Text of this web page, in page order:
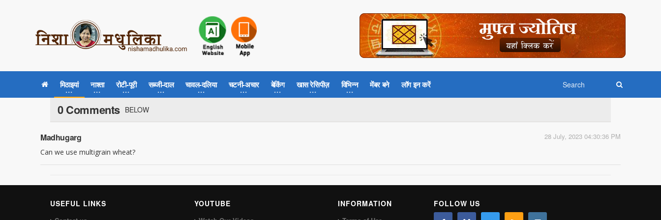
मिठाइयां नाश्ता रोटी-पूरी सब्जी-दाल चावल-दलिया चटनी-अचार बेकिंग खास रेसिपीज़ विभिन्न मेंबर बने लॉग इन करें
0 Comments BELOW
28 July, 2023 04:30:36 PM
Madhugarg
Can we use multigrain wheat?
USEFUL LINKS YOUTUBE INFORMATION FOLLOW US